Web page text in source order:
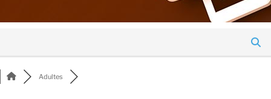
Adultes